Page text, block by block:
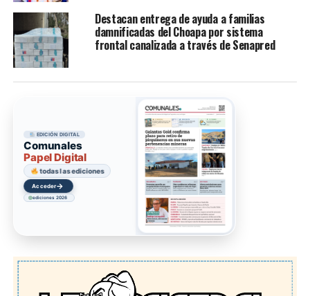
Destacan entrega de ayuda a familias
damnificadas del Choapa por sistema
frontal canalizada a través de Senapred
EDICIÓN DIGITAL
Comunales
Papel Digital
todas las ediciones
Acceder→
ediciones 2026